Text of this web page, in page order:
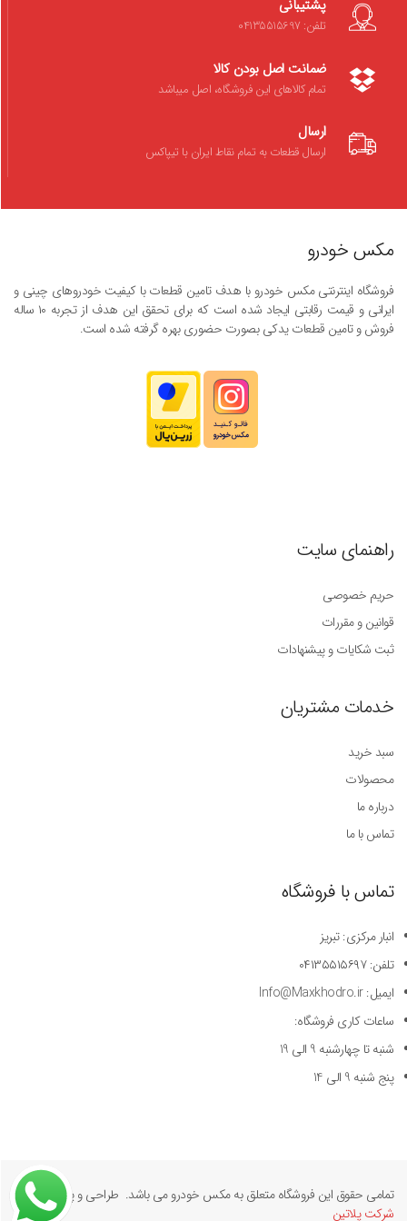
پشتیبانی
تلفن: 04135515697
ضمانت اصل بودن کالا
تمام کالاهای این فروشگاه، اصل میباشد
ارسال
ارسال قطعات به تمام نقاط ایران با تیپاکس
مکس خودرو
فروشگاه اینترنتی مکس خودرو با هدف تامین قطعات با کیفیت خودروهای چینی و
ایرانی و قیمت رقابتی ایجاد شده است که برای تحقق این هدف از تجربه ۱۰ ساله
فروش و تامین قطعات یدکی بصورت حضوری بهره گرفته شده است.
راهنمای سایت
حریم خصوصی
قوانین و مقررات
ثبت شکایات و پیشنهادات
خدمات مشتریان
سبد خرید
محصولات
درباره ما
تماس با ما
تماس با فروشگاه
انبار مرکزی: تبریز
تلفن: ۰۴۱۳۵۵۱۵۶۹۷
ایمیل: Info@Maxkhodro.ir
ساعات کاری فروشگاه:
شنبه تا چهارشنبه 9 الی 19
پنج شنبه 9 الی 14
تمامی حقوق این فروشگاه متعلق به مکس خودرو می باشد. طراحی و پیاده سازی
شرکت پلاتین